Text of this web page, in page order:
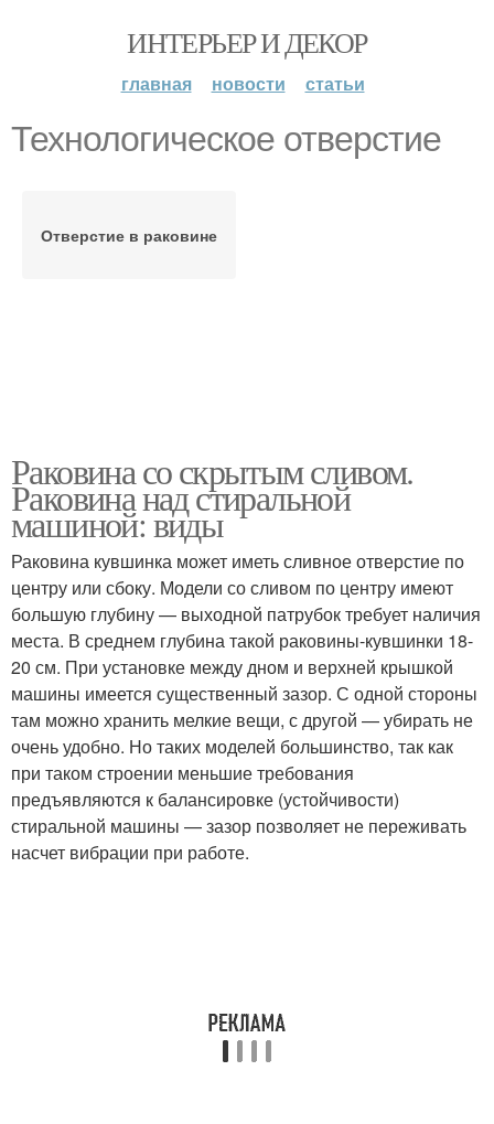
ИНТЕРЬЕР И ДЕКОР
главная новости статьи
Технологическое отверстие
Отверстие в раковине
Раковина со скрытым сливом.
Раковина над стиральной
машиной: виды
Раковина кувшинка может иметь сливное отверстие по
центру или сбоку. Модели со сливом по центру имеют
большую глубину — выходной патрубок требует наличия
места. В среднем глубина такой раковины-кувшинки 18-
20 см. При установке между дном и верхней крышкой
машины имеется существенный зазор. С одной стороны
там можно хранить мелкие вещи, с другой — убирать не
очень удобно. Но таких моделей большинство, так как
при таком строении меньшие требования
предъявляются к балансировке (устойчивости)
стиральной машины — зазор позволяет не переживать
насчет вибрации при работе.